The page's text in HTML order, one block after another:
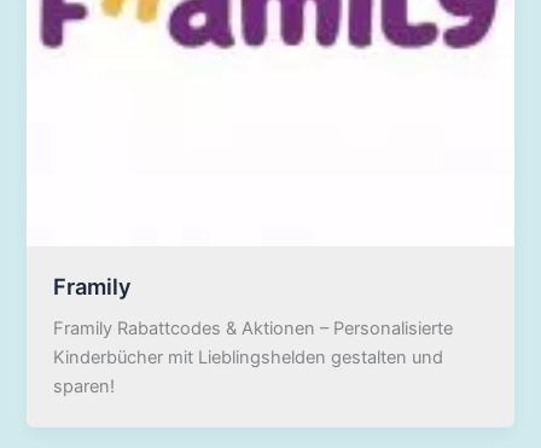
Framily
Framily Rabattcodes & Aktionen – Personalisierte
Kinderbücher mit Lieblingshelden gestalten und
sparen!